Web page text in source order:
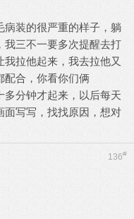
病装的很严重的样子，躺
我三不一要多次提醒去打
拉他起来，我去拉他又
配合，你看你们俩
分钟才起来，以后每天
面写写，找找原因，想对
136#